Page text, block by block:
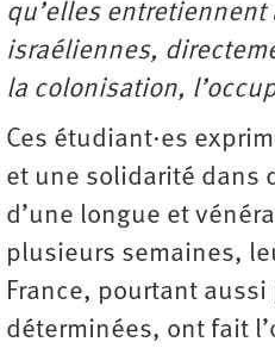
qu’elles
israéliennes,
la colonisation,
Ces étudiant·es
et une solidarité dans
d’une longue et
plusieurs semaines,
France, pourtant
déterminées, ont fait